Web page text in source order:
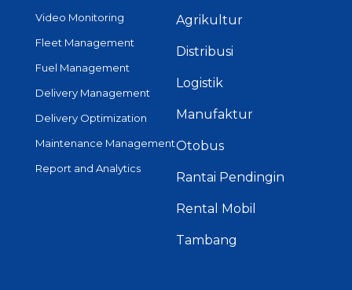
Video Monitoring
Fleet Management
Fuel Management
Delivery Management
Delivery Optimization
Maintenance Management
Report and Analytics
Agrikultur
Distribusi
Logistik
Manufaktur
Otobus
Rantai Pendingin
Rental Mobil
Tambang